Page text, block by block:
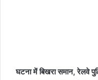
घटना में बिखरा समान, रेलवे